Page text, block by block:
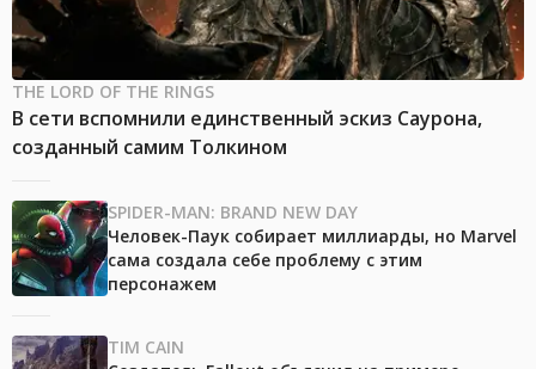
THE LORD OF THE RINGS
В сети вспомнили единственный эскиз Саурона,
созданный самим Толкином
SPIDER-MAN: BRAND NEW DAY
Человек-Паук собирает миллиарды, но Marvel
сама создала себе проблему с этим
персонажем
TIM CAIN